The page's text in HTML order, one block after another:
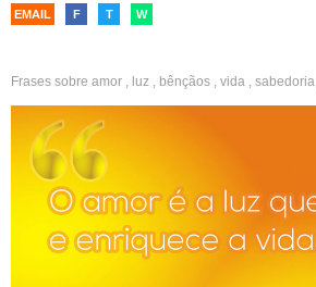
EMAIL F T W
Frases sobre amor , luz , bênçãos , vida , sabedoria